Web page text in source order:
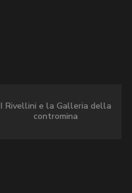
I Rivellini e la Galleria della
contromina